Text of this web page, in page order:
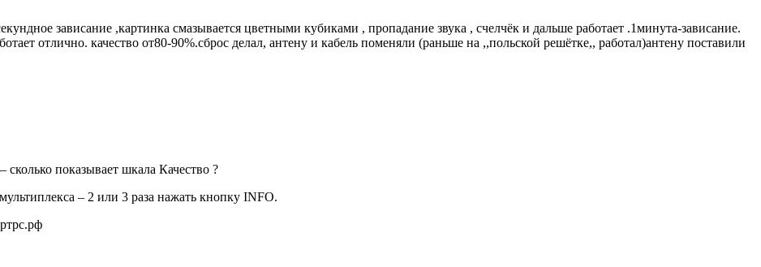
зависание ,картинка смазывается цветными кубиками , пропадание звука , счелчёк и дальше работает .1минута-зависание.
отлично. качество от80-90%.сброс делал, антену и кабель поменяли (раньше на ,,польской решётке,, работал)антену поставили
показывает шкала Качество ?
– 2 или 3 раза нажать кнопку INFO.